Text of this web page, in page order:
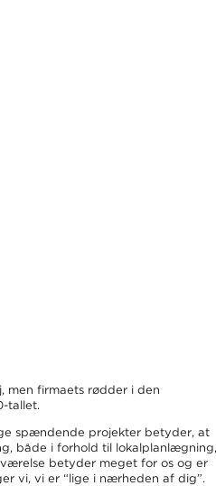
men firmaets rødder i den
tallet.
spændende projekter betyder, at
både i forhold til lokalplanlægning,
betyder meget for os og er
vi, vi er “lige i nærheden af dig”.